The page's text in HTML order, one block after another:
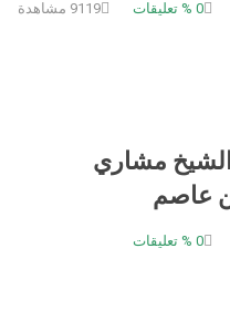
0 % تعليقات 9119 مشاهدة
مشاري
عاصم
0 % تعليقات